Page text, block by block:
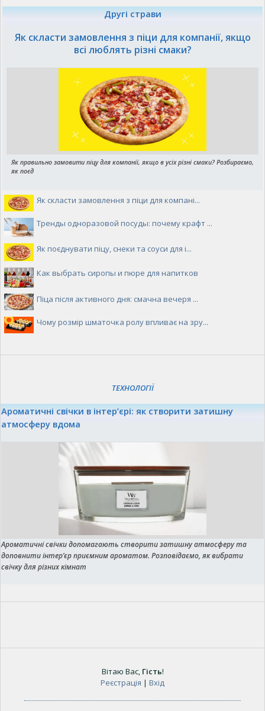
Другі страви
Як скласти замовлення з піци для компанії, якщо
всі люблять різні смаки?
Як правильно замовити піцу для компанії, якщо в усіх різні смаки? Розбираємо,
як поєд
Як скласти замовлення з піци для компані...
Тренды одноразовой посуды: почему крафт ...
Як поєднувати піцу, снеки та соуси для і...
Как выбрать сиропы и пюре для напитков
Піца після активного дня: смачна вечеря ...
Чому розмір шматочка ролу впливає на зру...
ТЕХНОЛОГІЇ
Ароматичні свічки в інтер’єрі: як створити затишну
атмосферу вдома
Ароматичні свічки допомагають створити затишну атмосферу та
доповнити інтер’єр приємним ароматом. Розповідаємо, як вибрати
свічку для різних кімнат
Вітаю Вас, Гість!
Реєстрація | Вхід